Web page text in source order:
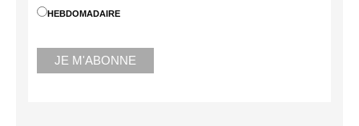
HEBDOMADAIRE